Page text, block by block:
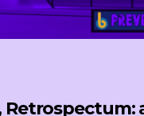
Retrospectum: